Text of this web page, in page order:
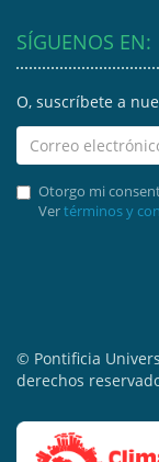
SÍGUENOS EN:
O, suscríbete a
Otorgo mi
Vertérminos y
© Pontificia
derechos